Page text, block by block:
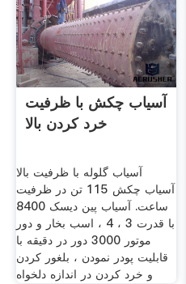
آسیاب چکش با ظرفیت
خرد کردن بالا
آسیاب گلوله با ظرفیت بالا
آسیاب چکش 115 تن در ظرفیت
ساعت. آسیاب پین دیسک 8400
با قدرت 3 ، 4 ، اسب بخار و دور
موتور 3000 دور در دقیقه با
قابلیت پودر نمودن ، بلغور کردن
و خرد کردن در اندازه دلخواه